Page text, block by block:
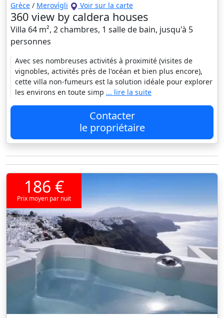
Grèce / Merovígli Voir sur la carte
360 view by caldera houses
Villa 64 m², 2 chambres, 1 salle de bain, jusqu'à 5
personnes
Avec ses nombreuses activités à proximité (visites de
vignobles, activités près de l'océan et bien plus encore),
cette villa non-fumeurs est la solution idéale pour explorer
les environs en toute simp ... lire la suite
Contacter
le propriétaire
186 €
Prix moyen par nuit